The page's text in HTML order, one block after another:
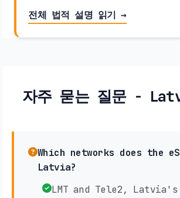
전체 법적 설명 읽기 →
자주 묻는 질문 -
Which networks does the
Latvia?
LMT and Tele2,